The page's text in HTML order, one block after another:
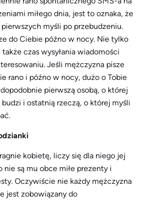
miłego dnia, jest to oznaka, że
pierwszych myśli po przebudzeniu.
do Ciebie późno w nocy. Nie tylko
czas wysyłania wiadomości
Jeśli mężczyzna pisze
rano i późno w nocy, dużo o Tobie
pierwszą osobą, o której
i ostatnią rzeczą, o której myśli
kobietę, liczy się dla niego jej
nie są mu obce miłe prezenty i
Oczywiście nie każdy mężczyzna
jest zobowiązany do